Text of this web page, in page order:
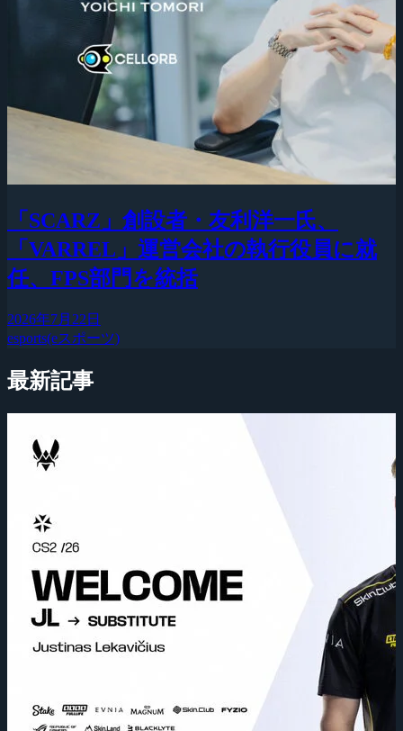
「SCARZ」創設者・友利洋一氏、
「VARREL」運営会社の執行役員に就
任、FPS部門を統括
2026年7月22日
esports(eスポーツ)
最新記事